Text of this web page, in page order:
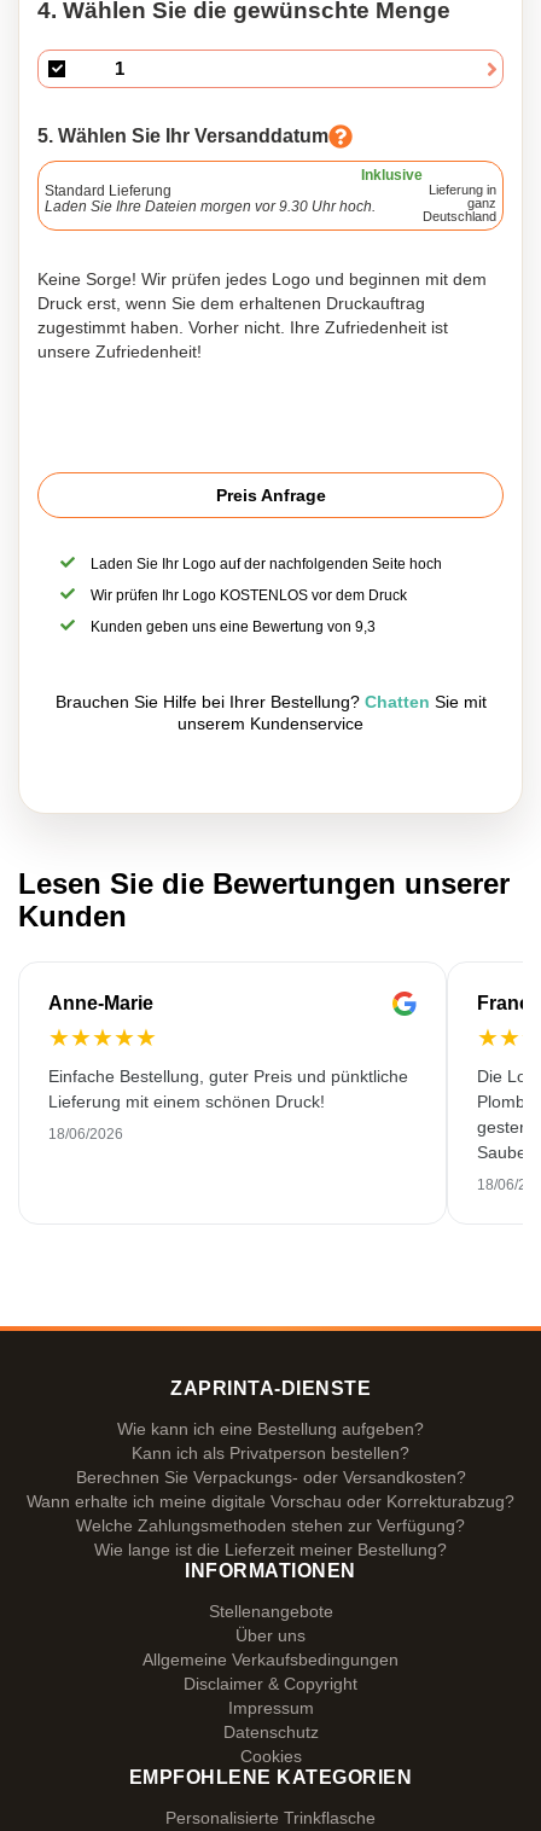
4. Wählen Sie die gewünschte Menge
5. Wählen Sie Ihr Versanddatum
Inklusive
Standard Lieferung
Laden Sie Ihre Dateien morgen vor 9.30 Uhr hoch.
Lieferung in
ganz
Deutschland
Keine Sorge! Wir prüfen jedes Logo und beginnen mit dem
Druck erst, wenn Sie dem erhaltenen Druckauftrag
zugestimmt haben. Vorher nicht. Ihre Zufriedenheit ist
unsere Zufriedenheit!
Preis Anfrage
Laden Sie Ihr Logo auf der nachfolgenden Seite hoch
Wir prüfen Ihr Logo KOSTENLOS vor dem Druck
Kunden geben uns eine Bewertung von 9,3
Brauchen Sie Hilfe bei Ihrer Bestellung? Chatten Sie mit
unserem Kundenservice
Lesen Sie die Bewertungen unserer
Kunden
Anne-Marie
★★★★★
Einfache Bestellung, guter Preis und pünktliche
Lieferung mit einem schönen Druck!
18/06/2026
★★
Die
gestern
18/06/
ZAPRINTA-DIENSTE
Wie kann ich eine Bestellung aufgeben?
Kann ich als Privatperson bestellen?
Berechnen Sie Verpackungs- oder Versandkosten?
Wann erhalte ich meine digitale Vorschau oder Korrekturabzug?
Welche Zahlungsmethoden stehen zur Verfügung?
Wie lange ist die Lieferzeit meiner Bestellung?
INFORMATIONEN
Stellenangebote
Über uns
Allgemeine Verkaufsbedingungen
Disclaimer & Copyright
Impressum
Datenschutz
Cookies
EMPFOHLENE KATEGORIEN
Personalisierte Trinkflasche